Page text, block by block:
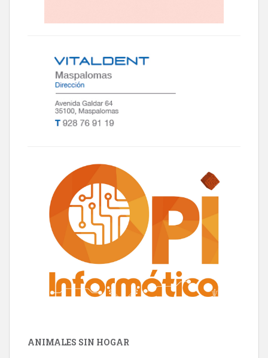
ANIMALES SIN HOGAR